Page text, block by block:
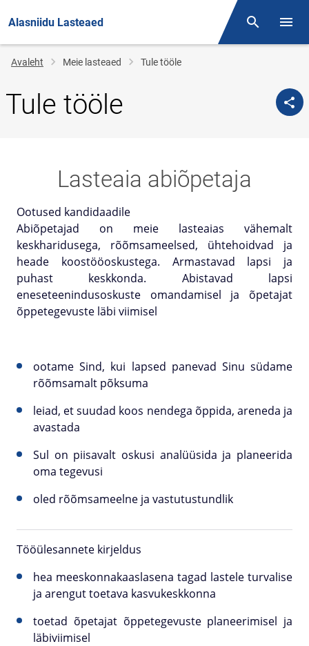
Alasniidu Lasteaed Otsing
Jälglink
Avaleht Meie lasteaed Tule tööle
Tule tööle
Lasteaia abiõpetaja
Ootused kandidaadile
Abiõpetajad on meie lasteaias vähemalt
keskharidusega, rõõmsameelsed, ühtehoidvad ja
heade koostööoskustega. Armastavad lapsi ja
puhast keskkonda. Abistavad lapsi
eneseteenindusoskuste omandamisel ja õpetajat
õppetegevuste läbi viimisel
ootame Sind, kui lapsed panevad Sinu südame
rõõmsamalt põksuma
leiad, et suudad koos nendega õppida, areneda ja
avastada
Sul on piisavalt oskusi analüüsida ja planeerida
oma tegevusi
oled rõõmsameelne ja vastutustundlik
Tööülesannete kirjeldus
hea meeskonnakaaslasena tagad lastele turvalise
ja arengut toetava kasvukeskkonna
toetad õpetajat õppetegevuste planeerimisel ja
läbiviimisel